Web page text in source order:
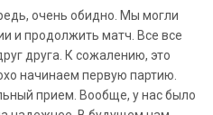
очень обидно. Мы могли
и продолжить матч. Все все
друга. К сожалению, это
начинаем первую партию.
прием. Вообще, у нас было